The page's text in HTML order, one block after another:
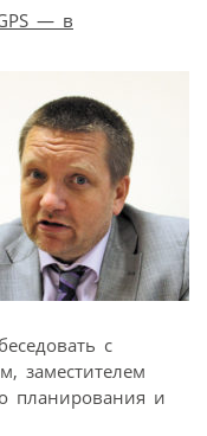
— в
с
заместителем
планирования и